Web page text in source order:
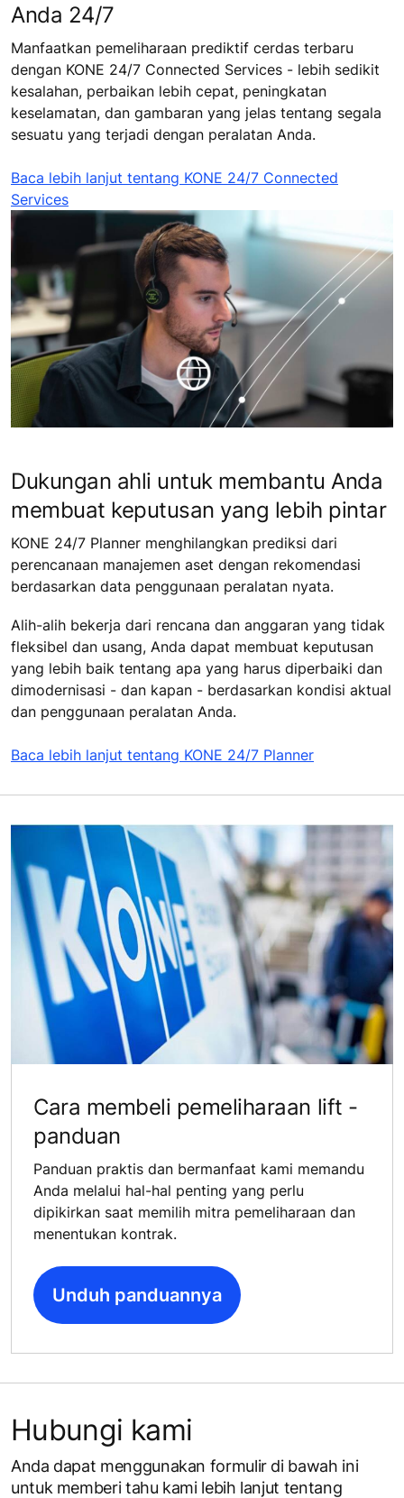
Anda 24/7
Manfaatkan pemeliharaan prediktif cerdas terbaru
dengan KONE 24/7 Connected Services - lebih sedikit
kesalahan, perbaikan lebih cepat, peningkatan
keselamatan, dan gambaran yang jelas tentang segala
sesuatu yang terjadi dengan peralatan Anda.
Baca lebih lanjut tentang KONE 24/7 Connected
Services
Dukungan ahli untuk membantu Anda
membuat keputusan yang lebih pintar
KONE 24/7 Planner menghilangkan prediksi dari
perencanaan manajemen aset dengan rekomendasi
berdasarkan data penggunaan peralatan nyata.
Alih-alih bekerja dari rencana dan anggaran yang tidak
fleksibel dan usang, Anda dapat membuat keputusan
yang lebih baik tentang apa yang harus diperbaiki dan
dimodernisasi - dan kapan - berdasarkan kondisi aktual
dan penggunaan peralatan Anda.
Baca lebih lanjut tentang KONE 24/7 Planner
Cara membeli pemeliharaan lift -
panduan
Panduan praktis dan bermanfaat kami memandu
Anda melalui hal-hal penting yang perlu
dipikirkan saat memilih mitra pemeliharaan dan
menentukan kontrak.
Unduh panduannya
Hubungi kami
Anda dapat menggunakan formulir di bawah ini
untuk memberi tahu kami lebih lanjut tentang